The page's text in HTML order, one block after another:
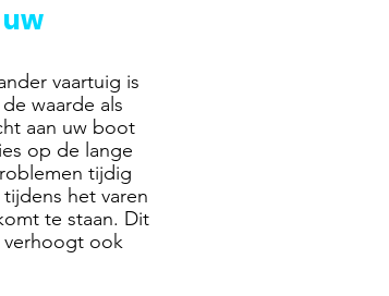
vaartuig is
waarde als
aan uw boot
op de lange
tijdig
het varen
te staan. Dit
verhoogt ook